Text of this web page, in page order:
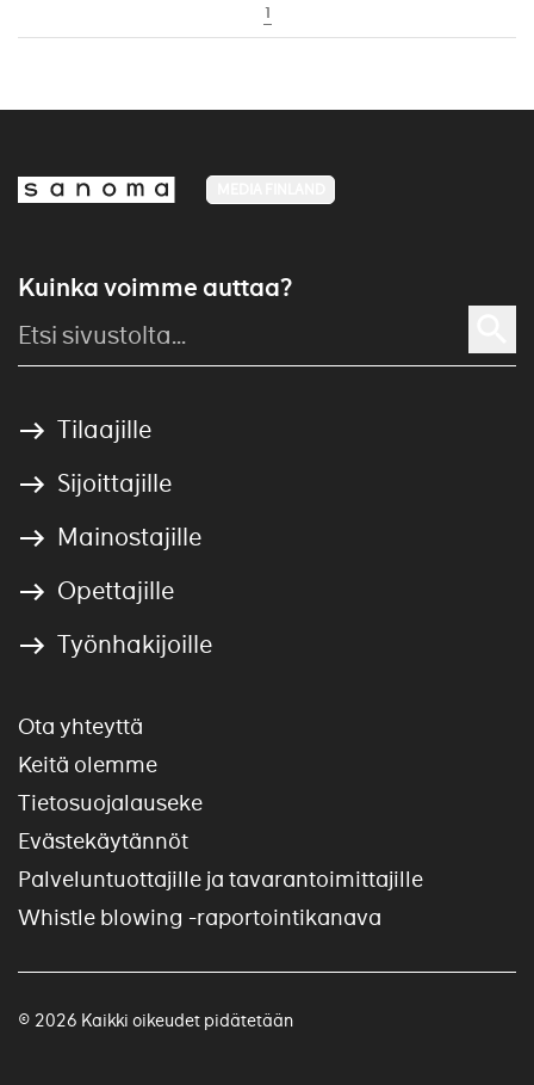
1
Kuinka voimme auttaa?
Tilaajille
Sijoittajille
Mainostajille
Opettajille
Työnhakijoille
Ota yhteyttä
Keitä olemme
Tietosuojalauseke
Evästekäytännöt
Palveluntuottajille ja tavarantoimittajille
Whistle blowing -raportointikanava
© 2026 Kaikki oikeudet pidätetään